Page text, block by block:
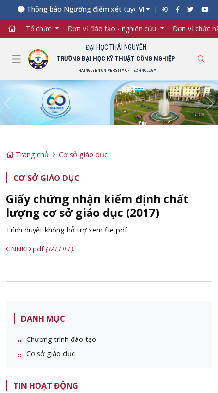
Thông báo Ngưỡng điểm xét tuyển đối với từng ngành
VI
Tổ chức Đơn vị đào tạo - nghiên cứu Đơn vị chức
ĐẠI HỌC THÁI NGUYÊN
TRƯỜNG ĐẠI HỌC KỸ THUẬT CÔNG NGHIỆP
THAINGUYEN UNIVERSITY OF TECHNOLOGY
Previous
Trang chủ Cơ sở giáo dục
CƠ SỞ GIÁO DỤC
Giấy chứng nhận kiểm định chất
lượng cơ sở giáo dục (2017)
Trình duyệt không hỗ trợ xem file pdf.
GNNKD.pdf(TẢI FILE).
DANH MỤC
Chương trình đào tạo
Cơ sở giáo dục
TIN HOẠT ĐỘNG